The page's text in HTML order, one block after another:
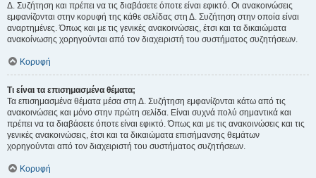
Δ. Συζήτηση και πρέπει να τις διαβάσετε όποτε είναι εφικτό. Οι ανακοινώσεις
εμφανίζονται στην κορυφή της κάθε σελίδας στη Δ. Συζήτηση στην οποία είναι
αναρτημένες. Όπως και με τις γενικές ανακοινώσεις, έτσι και τα δικαιώματα
ανακοίνωσης χορηγούνται από τον διαχειριστή του συστήματος συζητήσεων.
Κορυφή
Τι είναι τα επισημασμένα θέματα;
Τα επισημασμένα θέματα μέσα στη Δ. Συζήτηση εμφανίζονται κάτω από τις
ανακοινώσεις και μόνο στην πρώτη σελίδα. Είναι συχνά πολύ σημαντικά και
πρέπει να τα διαβάσετε όποτε είναι εφικτό. Όπως και με τις ανακοινώσεις και τις
γενικές ανακοινώσεις, έτσι και τα δικαιώματα επισήμανσης θεμάτων
χορηγούνται από τον διαχειριστή του συστήματος συζητήσεων.
Κορυφή